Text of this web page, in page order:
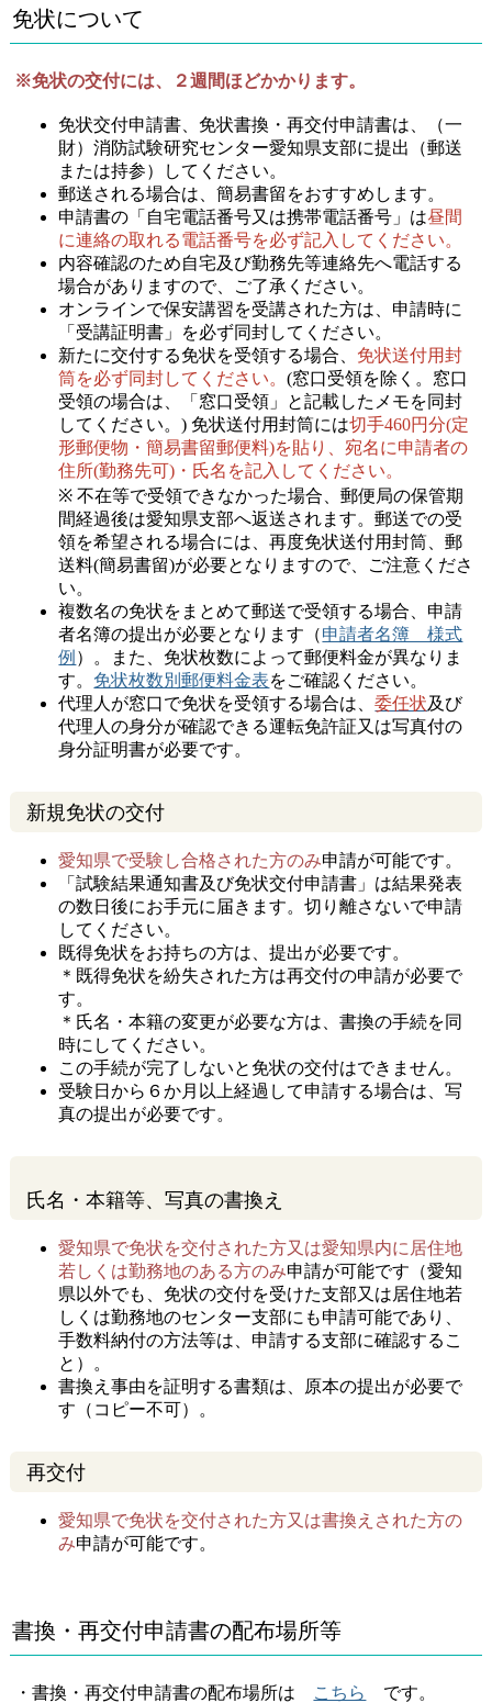
免状について
※免状の交付には、２週間ほどかかります。
免状交付申請書、免状書換・再交付申請書は、（一
財）消防試験研究センター愛知県支部に提出（郵送
または持参）してください。
郵送される場合は、簡易書留をおすすめします。
申請書の「自宅電話番号又は携帯電話番号」は昼間
に連絡の取れる電話番号を必ず記入してください。
内容確認のため自宅及び勤務先等連絡先へ電話する
場合がありますので、ご了承ください。
オンラインで保安講習を受講された方は、申請時に
「受講証明書」を必ず同封してください。
新たに交付する免状を受領する場合、 免状送付用封
筒を必ず同封してください。(窓口受領を除く。窓口
受領の場合は、「窓口受領」と記載したメモを同封
してください。) 免状送付用封筒には切手460円分(定
形郵便物・簡易書留郵便料)を貼り、宛名に申請者の
住所(勤務先可)・氏名を記入してください。
※ 不在等で受領できなかった場合、郵便局の保管期
間経過後は愛知県支部へ返送されます。郵送での受
領を希望される場合には、再度免状送付用封筒、郵
送料(簡易書留)が必要となりますので、ご注意くださ
い。
複数名の免状をまとめて郵送で受領する場合、申請
者名簿の提出が必要となります（申請者名簿 様式
例 ）。また、免状枚数によって郵便料金が異なりま
す。 免状枚数別郵便料金表をご確認ください。
代理人が窓口で免状を受領する場合は、委任状及び
代理人の身分が確認できる運転免許証又は写真付の
身分証明書が必要です。
新規免状の交付
愛知県で受験し合格された方のみ申請が可能です。
「試験結果通知書及び免状交付申請書」は結果発表
の数日後にお手元に届きます。切り離さないで申請
してください。
既得免状をお持ちの方は、提出が必要です。
＊既得免状を紛失された方は再交付の申請が必要で
す。
＊氏名・本籍の変更が必要な方は、書換の手続を同
時にしてください。
この手続が完了しないと免状の交付はできません。
受験日から６か月以上経過して申請する場合は、写
真の提出が必要です。
氏名・本籍等、写真の書換え
愛知県で免状を交付された方又は愛知県内に居住地
若しくは勤務地のある方のみ申請が可能です（愛知
県以外でも、免状の交付を受けた支部又は居住地若
しくは勤務地のセンター支部にも申請可能であり、
手数料納付の方法等は、申請する支部に確認するこ
と）。
書換え事由を証明する書類は、原本の提出が必要で
す（コピー不可）。
再交付
愛知県で免状を交付された方又は書換えされた方の
み申請が可能です。
書換・再交付申請書の配布場所等
・書換・再交付申請書の配布場所は こちら です。